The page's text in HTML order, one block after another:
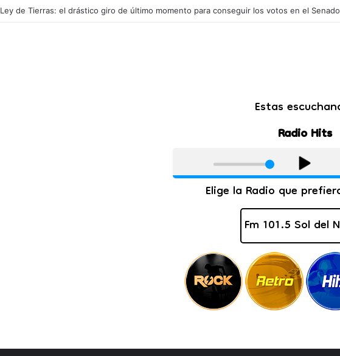
Así fue el calvario que vivió la novia de Facundo Moyano antes de salir corriendo a la calle